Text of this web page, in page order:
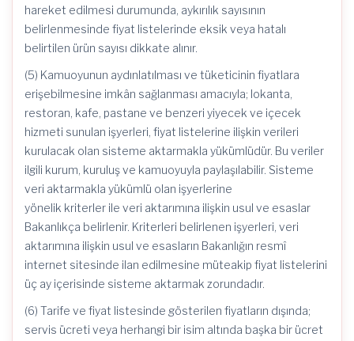
hareket edilmesi durumunda, aykırılık sayısının
belirlenmesinde fiyat listelerinde eksik veya hatalı
belirtilen ürün sayısı dikkate alınır.
(5) Kamuoyunun aydınlatılması ve tüketicinin fiyatlara
erişebilmesine imkân sağlanması amacıyla; lokanta,
restoran, kafe, pastane ve benzeri yiyecek ve içecek
hizmeti sunulan işyerleri, fiyat listelerine ilişkin verileri
kurulacak olan sisteme aktarmakla yükümlüdür. Bu veriler
ilgili kurum, kuruluş ve kamuoyuyla paylaşılabilir. Sisteme
veri aktarmakla yükümlü olan işyerlerine
yönelik kriterler ile veri aktarımına ilişkin usul ve esaslar
Bakanlıkça belirlenir. Kriterleri belirlenen işyerleri, veri
aktarımına ilişkin usul ve esasların Bakanlığın resmî
internet sitesinde ilan edilmesine müteakip fiyat listelerini
üç ay içerisinde sisteme aktarmak zorundadır.
(6) Tarife ve fiyat listesinde gösterilen fiyatların dışında;
servis ücreti veya herhangi bir isim altında başka bir ücret